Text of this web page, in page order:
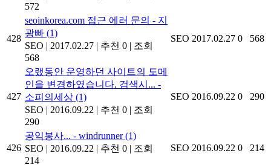
572
428
seoinkorea.com 접근 에러 문의 - 지
광빠 (1)
SEO | 2017.02.27 | 추천 0 | 조회
568
SEO 2017.02.27 0 568
427
오랬동안 운영하던 사이트의 도메
인을 변경하였습니다. 검색시... -
소피의세상 (1)
SEO | 2016.09.22 | 추천 0 | 조회
290
SEO 2016.09.22 0 290
426
공익봉사... - windrunner(1)
SEO | 2016.09.22 | 추천 0 | 조회
214
SEO 2016.09.22 0 214